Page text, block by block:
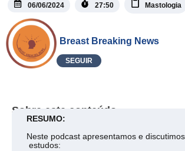
06/06/2024 27:50 Mastologia
Breast Breaking News
SEGUIR
Sobre este conteúdo
RESUMO:
Neste podcast apresentamos e
estudos: